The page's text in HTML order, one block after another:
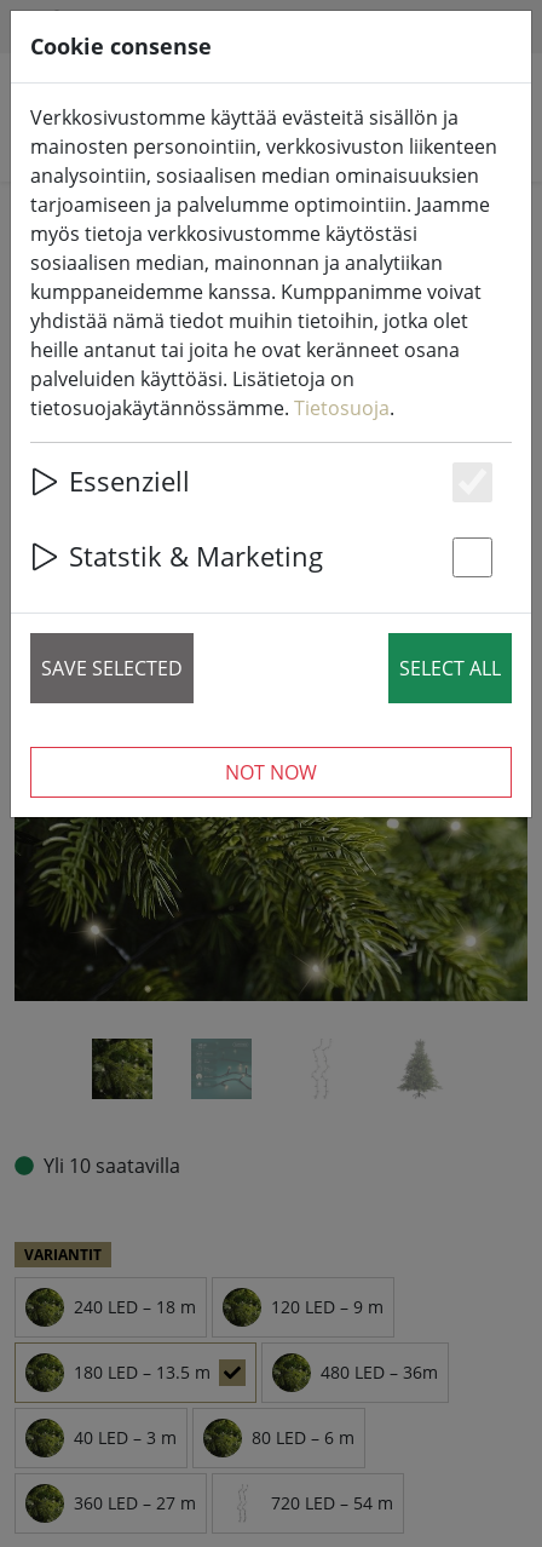
Hae tuotteita
Home Valot ja valaistus Keijujen valot
Kaemingk Lumineo LED-keijuvalot
Basic himmennin 180 LED lämmin
valkoinen ulkona 13,5 m musta
42% DISCOUNT
Yli 10 saatavilla
VARIANTIT
240 LED – 18 m 120 LED – 9 m
180 LED – 13.5 m 480 LED – 36m
40 LED – 3 m 80 LED – 6 m
360 LED – 27 m 720 LED – 54 m
Cookie consense
Verkkosivustomme käyttää evästeitä sisällön ja
mainosten personointiin, verkkosivuston liikenteen
analysointiin, sosiaalisen median ominaisuuksien
tarjoamiseen ja palvelumme optimointiin. Jaamme
myös tietoja verkkosivustomme käytöstäsi
sosiaalisen median, mainonnan ja analytiikan
kumppaneidemme kanssa. Kumppanimme voivat
yhdistää nämä tiedot muihin tietoihin, jotka olet
heille antanut tai joita he ovat keränneet osana
palveluiden käyttöäsi. Lisätietoja on
tietosuojakäytännössämme. Tietosuoja.
Essenziell
Statstik & Marketing
SAVE SELECTED SELECT ALL
NOT NOW